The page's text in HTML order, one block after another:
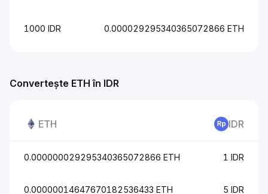
Convertește ETH în IDR
ETH IDR
0.000000029295340365072866 ETH 1 IDR
0.00000014647670182536433 ETH 5 IDR
1000 IDR 0.000029295340365072866 ETH